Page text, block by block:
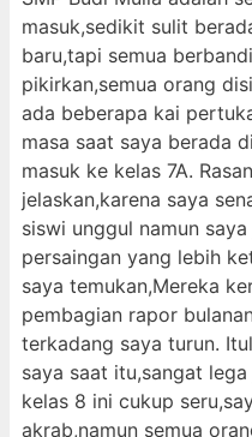
masuk,sedikit sulit
baru,tapi semua
pikirkan,semua orang
ada beberapa kai
masa saat saya berada
masuk ke kelas 7A.
jelaskan,karena saya
siswi unggul namun
persaingan yang lebih
saya temukan,Mereka
pembagian rapor
terkadang saya turun.
saya saat itu,sangat
kelas 8 ini cukup
akrab,namun semua